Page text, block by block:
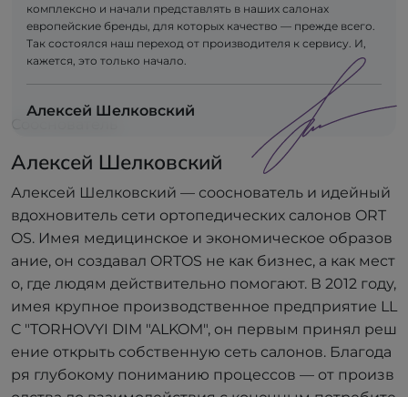
комплексно и начали представлять в наших салонах
европейские бренды, для которых качество — прежде всего.
Так состоялся наш переход от производителя к сервису. И,
кажется, это только начало.
Алексей Шелковский
Алексей Шелковский
Алексей Шелковский — сооснователь и идейный
вдохновитель сети ортопедических салонов ORT
OS. Имея медицинское и экономическое образов
ание, он создавал ORTOS не как бизнес, а как мест
о, где людям действительно помогают. В 2012 году,
имея крупное производственное предприятие LL
C "TORHOVYI DIM "ALKOM", он первым принял реш
ение открыть собственную сеть салонов. Благода
ря глубокому пониманию процессов — от произв